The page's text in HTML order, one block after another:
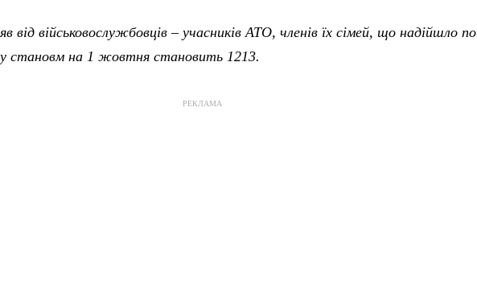
від військовослужбовців – учасників АТО, членів їх сімей, що надійшло по
становм на 1 жовтня становить 1213.
РЕКЛАМА